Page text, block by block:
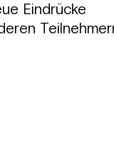
Eindrücke